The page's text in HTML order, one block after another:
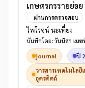
เกษตรกรรายย่อย
ผ่านการตรวจสอบ
ไพโรจน์ นะเที่ยง
บันทึกโดย: วันนิสา เมฆ
journal
ปี
วารสารเทคโนโล
อุตรดิตถ์